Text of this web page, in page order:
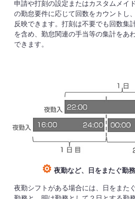
申請や打刻の設定またはカスタムメイド
の勤怠要件に応じて回数をカウントし
反映できます。打刻は不要でも回数集
を含め、勤怠関連の手当等の集計をあ
できます。
⚙ 夜勤など、日をまたぐ勤
夜勤シフトがある場合には、日をまた